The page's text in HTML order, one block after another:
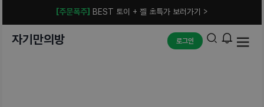
[주문폭주] BEST 토이 + 젤 초특가 보러가기 >
자기만의방 로그인